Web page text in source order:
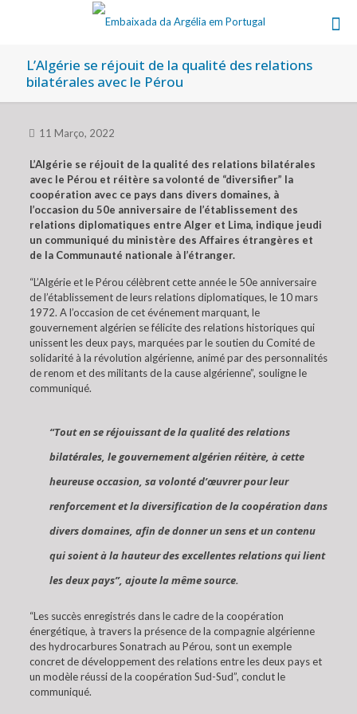
L’Algérie se réjouit de la qualité des relations
bilatérales avec le Pérou
11 Março, 2022
L’Algérie se réjouit de la qualité des relations bilatérales
avec le Pérou et réitère sa volonté de “diversifier” la
coopération avec ce pays dans divers domaines, à
l’occasion du 50e anniversaire de l’établissement des
relations diplomatiques entre Alger et Lima, indique jeudi
un communiqué du ministère des Affaires étrangères et
de la Communauté nationale à l’étranger.
“L’Algérie et le Pérou célèbrent cette année le 50e anniversaire
de l’établissement de leurs relations diplomatiques, le 10 mars
1972. A l’occasion de cet événement marquant, le
gouvernement algérien se félicite des relations historiques qui
unissent les deux pays, marquées par le soutien du Comité de
solidarité à la révolution algérienne, animé par des personnalités
de renom et des militants de la cause algérienne”, souligne le
communiqué.
“Tout en se réjouissant de la qualité des relations
bilatérales, le gouvernement algérien réitère, à cette
heureuse occasion, sa volonté d’œuvrer pour leur
renforcement et la diversification de la coopération dans
divers domaines, afin de donner un sens et un contenu
qui soient à la hauteur des excellentes relations qui lient
les deux pays”, ajoute la même source.
“Les succès enregistrés dans le cadre de la coopération
énergétique, à travers la présence de la compagnie algérienne
des hydrocarbures Sonatrach au Pérou, sont un exemple
concret de développement des relations entre les deux pays et
un modèle réussi de la coopération Sud-Sud”, conclut le
communiqué.